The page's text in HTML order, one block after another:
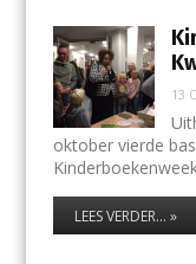
13
oktober vierde
LEES VERDER... »